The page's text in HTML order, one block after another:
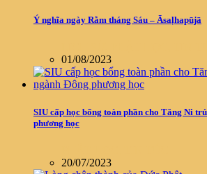
Ý nghĩa ngày Rằm tháng Sáu – Āsaḷhapūjā
01/08/2023
SIU cấp học bổng toàn phần cho Tăng Ni
phương học
20/07/2023